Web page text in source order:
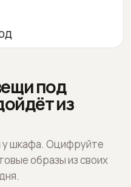
под
из
у шкафа. Оцифруйте
образы из своих